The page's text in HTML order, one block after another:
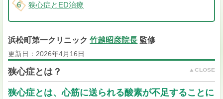
狭心症とED治療
浜松町第一クリニック竹越昭彦院長 監修
更新日： 2026年4月16日
狭心症とは？
狭心症とは、心筋に送られる酸素が不足することに